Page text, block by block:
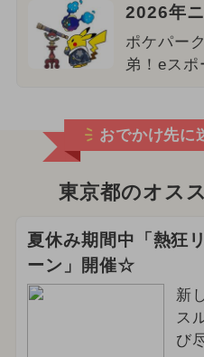
2026年
ポケパー
弟！eスポ
おでかけ先に
東京都のオス
夏休み期間中「熱狂
ーン」開催☆
新
ス
び